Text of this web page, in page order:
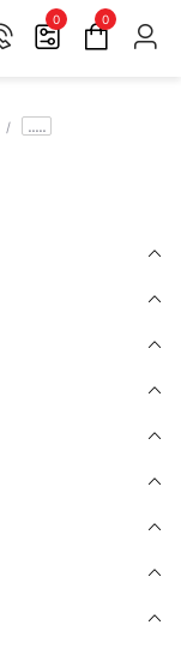
0 0
.....